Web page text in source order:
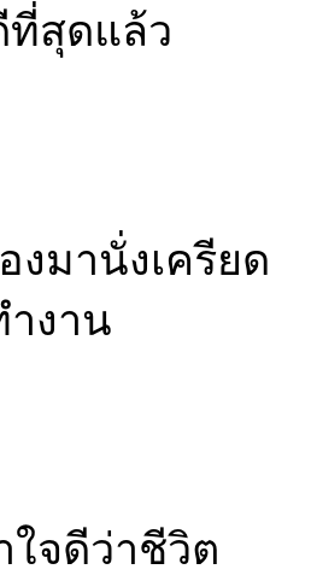
ที่สุดแล้ว
งมานั่งเครียด
งาน
ใจดีว่าชีวิต